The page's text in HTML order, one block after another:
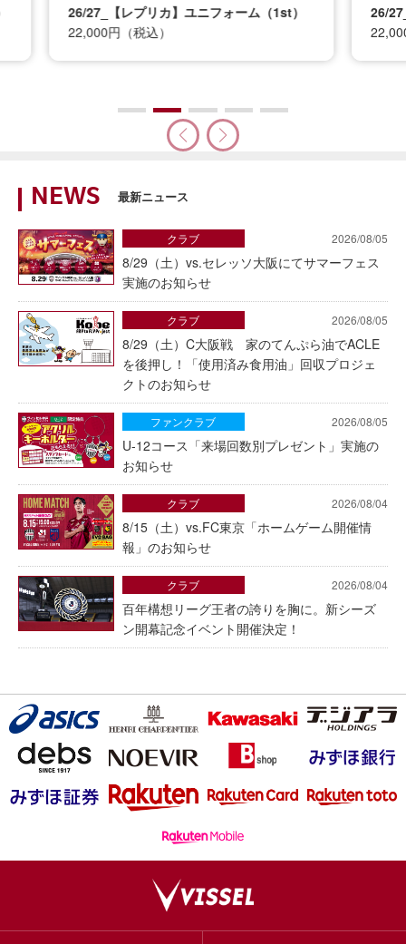
26/27_【レプリカ】ユニフォーム（2nd）
22,000円（税込）
26/
NEWS 最新ニュース
2026/08/05
8/29（土）vs.セレッソ大阪にてサマーフェス
実施のお知らせ
クラブ
2026/08/05
8/29（土）C大阪戦 家のてんぷら油でACLE
を後押し！「使用済み食用油」回収プロジェ
クトのお知らせ
クラブ
2026/08/05
U-12コース「来場回数別プレゼント」実施の
お知らせ
ファンクラブ
2026/08/04
8/15（土）vs.FC東京「ホームゲーム開催情
報」のお知らせ
クラブ
2026/08/04
百年構想リーグ王者の誇りを胸に。新シーズ
ン開幕記念イベント開催決定！
クラブ